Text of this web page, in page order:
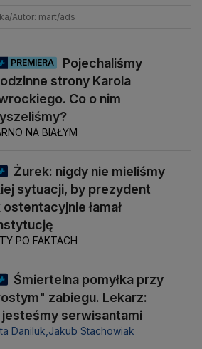
Autor: mart/ads
PREMIERA
Pojechaliśmy
strony Karola
Co o nim
NA BIAŁYM
Żurek: nigdy nie mieliśmy
sytuacji, by prezydent
łamał
PO FAKTACH
Śmiertelna pomyłka przy
zabiegu. Lekarz:
jesteśmy serwisantami
Daniluk, Jakub Stachowiak